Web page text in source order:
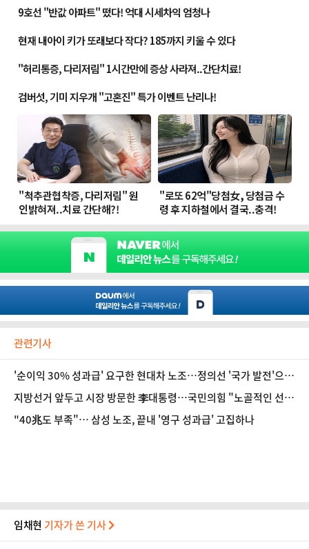
관련기사
'순이익 30% 성과급' 요구한 현대차 노조…정의선 '국가 발전'으로
답했다 [인터뷰]
지방선거 앞두고 시장 방문한 李대통령…국민의힘 "노골적인 선거
운동"
"40兆도 부족"… 삼성 노조, 끝내 '영구 성과급' 고집하나
임채현 기자가 쓴 기사